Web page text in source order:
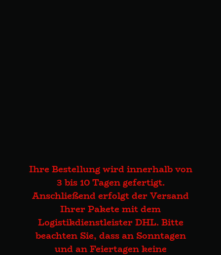
Ihre Bestellung wird innerhalb von
3 bis 10 Tagen gefertigt.
Anschließend erfolgt der Versand
Ihrer Pakete mit dem
Logistikdienstleister DHL. Bitte
beachten Sie, dass an Sonntagen
und an Feiertagen keine